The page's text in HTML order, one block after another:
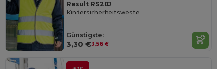
Result RS20J
Kindersicherheitsweste
Günstigste:
3,30 €3,56 €